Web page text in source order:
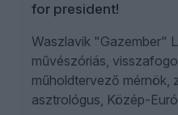
for president!
Waszlavik "Gazember"
művészóriás,
műholdtervező mérnök,
asztrológus, Közép-